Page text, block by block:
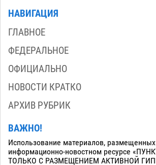
НАВИГАЦИЯ
ГЛАВНОЕ
ФЕДЕРАЛЬНОЕ
ОФИЦИАЛЬНО
НОВОСТИ КРАТКО
АРХИВ РУБРИК
ВАЖНО!
Использование материалов,
информационно-новостном ресурсе
ТОЛЬКО С РАЗМЕЩЕНИЕМ АКТИВНОЙ